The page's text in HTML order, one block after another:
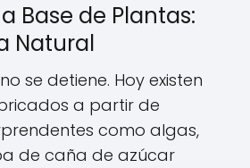
Base de Plantas:
Natural
se detiene. Hoy existen
a partir de
como algas,
de caña de azúcar